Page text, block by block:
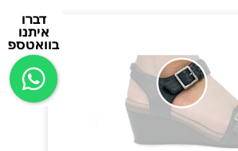
דברו
איתנו
בוואטספ